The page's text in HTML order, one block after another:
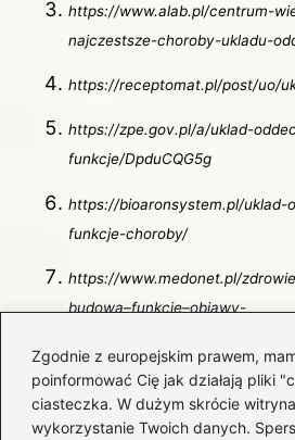
Zgodnie z europejskim prawem,
poinformować Cię jak działają pliki
ciasteczka. W dużym skrócie
wykorzystanie Twoich danych.
https://www.alab.pl/centrum-
najczestsze-choroby-ukladu-
https://receptomat.pl/post/uo/
https://zpe.gov.pl/a/uklad-
funkcje/DpduCQG5g
https://bioaronsystem.pl/uklad-
funkcje-choroby/
https://www.medonet.pl/
budowa–funkcje–objawy-
https://fizjoterapeuty.pl/
oddechowy.html